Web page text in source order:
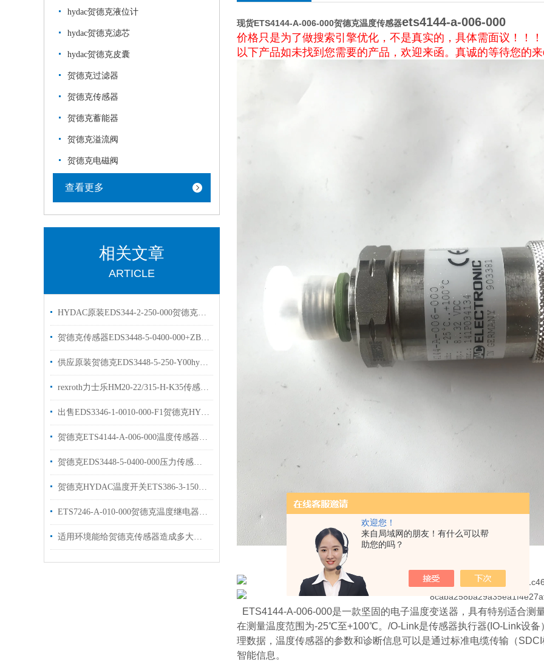
欢迎您！
来自局域网的朋友！有什么可以帮
助您的吗？
hydac贺德克液位计
hydac贺德克滤芯
hydac贺德克皮囊
贺德克过滤器
贺德克传感器
贺德克蓄能器
贺德克溢流阀
贺德克电磁阀
查看更多
相关文章
ARTICLE
HYDAC原装EDS344-2-250-000贺德克压力开关
贺德克传感器EDS3448-5-0400-000+ZBE08+ZBM3000HYDAC现货库存
供应原装贺德克EDS3448-5-250-Y00hydac压力传感器
rexroth力士乐HM20-22/315-H-K35传感器原装现货
出售EDS3346-1-0010-000-F1贺德克HYDAC传感器
贺德克ETS4144-A-006-000温度传感器库存出售
贺德克EDS3448-5-0400-000压力传感器工作原理
贺德克HYDAC温度开关ETS386-3-150-000介绍
ETS7246-A-010-000贺德克温度继电器描述
适用环境能给贺德克传感器造成多大的影响呢
现货ETS4144-A-006-000贺德克温度传感器ets4144-a-006-000
价格只是为了做搜索引擎优化，不是真实的，具体需面议！！！
以下产品如未找到您需要的产品，欢迎来函。真诚的等待您的
ETS4144-A-006-000是一款坚固的电子温度变送器，具有特别适合测
在测量温度范围为-25℃至+100℃。/O-Link是传感器执行器(IO-Link设
理数据，温度传感器的参数和诊断信息可以是通过标准电缆传输（
智能信息。